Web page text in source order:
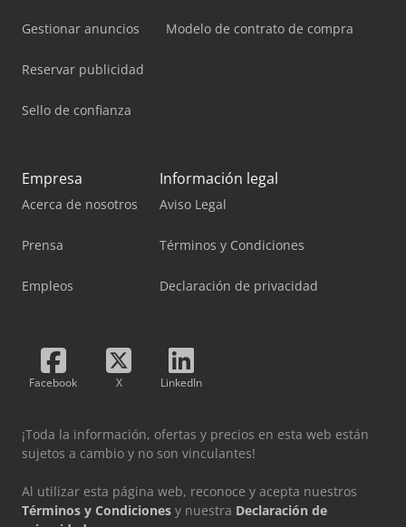
Gestionar anuncios
Reservar publicidad
Sello de confianza
Modelo de contrato de compra
Empresa
Acerca de nosotros
Prensa
Empleos
Información legal
Aviso Legal
Términos y Condiciones
Declaración de privacidad
Facebook X LinkedIn
¡Toda la información, ofertas y precios en esta web están
sujetos a cambio y no son vinculantes!
Al utilizar esta página web, reconoce y acepta nuestros
Términos y Condiciones y nuestra Declaración de